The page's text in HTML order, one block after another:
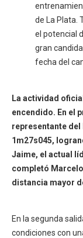
de La Plata.
el potencial
gran
fecha del
​La actividad
encendido. En el
representante del
1m27s045,
Jaime, el actual
completó
distancia mayor
​En la segunda
condiciones con